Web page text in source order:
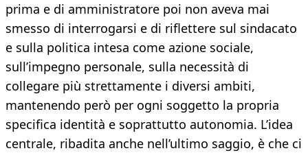
prima e di amministratore poi non aveva mai
smesso di interrogarsi e di riflettere sul sindacato
e sulla politica intesa come azione sociale,
sull’impegno personale, sulla necessità di
collegare più strettamente i diversi ambiti,
mantenendo però per ogni soggetto la propria
specifica identità e soprattutto autonomia. L’idea
centrale, ribadita anche nell’ultimo saggio, è che ci